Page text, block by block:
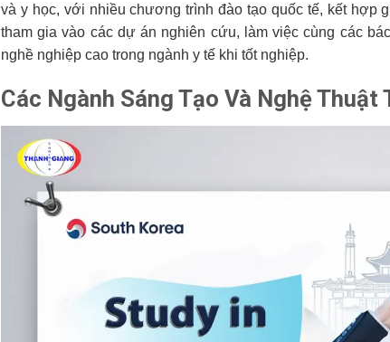
và y học, với nhiều chương trình đào tạo quốc tế, kết hợp
tham gia vào các dự án nghiên cứu, làm việc cùng các
nghề nghiệp cao trong ngành y tế khi tốt nghiệp.
Các Ngành Sáng Tạo Và Nghệ Thuật